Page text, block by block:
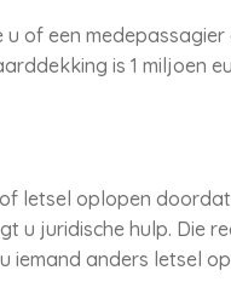
of een
is 1 miljoen
letsel oplopen
juridische hulp. Die
iemand anders letsel